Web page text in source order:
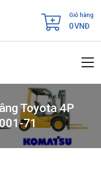
Giỏ hàng
0VNĐ
Toyota 4P
71